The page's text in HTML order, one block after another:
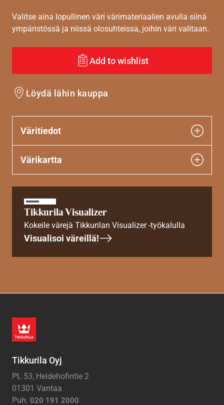
Valitse aina lopullinen väri värimateriaalien avulla siinä
ympäristössä ja niissä olosuhteissa, joihin väri valitaan.
Add to wishlist
Löydä lähin kauppa
Väritiedot
Värikartta
Tikkurila Visualizer
Kokeile värejä Tikkurilan Visualizer -työkalulla
Visualisoi väreillä!
Tikkurila Oyj
PL 53, Heidehofintie 2
01301 Vantaa
Puh. 020 191 2000